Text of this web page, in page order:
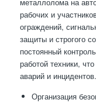
рабочих и
ограждений,
защиты и строгого
постоянный
работой техники,
аварий и инцидентов.
Организация